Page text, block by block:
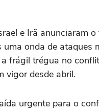
e Irã anunciaram
uma onda de ataques
frágil trégua no
vigor desde abril.
urgente para o